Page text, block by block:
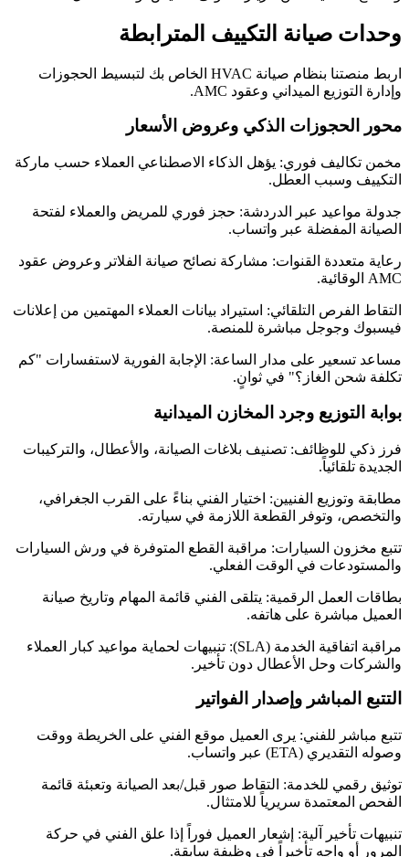
وحدات صيانة التكييف المترابطة
اربط منصتنا بنظام صيانة HVAC الخاص بك لتبسيط الحجوزات
وإدارة التوزيع الميداني وعقود AMC.
محور الحجوزات الذكي وعروض الأسعار
مخمن تكاليف فوري: يؤهل الذكاء الاصطناعي العملاء حسب ماركة
التكييف وسبب العطل.
جدولة مواعيد عبر الدردشة: حجز فوري للمريض والعملاء لفتحة
الصيانة المفضلة عبر واتساب.
رعاية متعددة القنوات: مشاركة نصائح صيانة الفلاتر وعروض عقود
AMC الوقائية.
التقاط الفرص التلقائي: استيراد بيانات العملاء المهتمين من إعلانات
فيسبوك وجوجل مباشرة للمنصة.
مساعد تسعير على مدار الساعة: الإجابة الفورية لاستفسارات "كم
تكلفة شحن الغاز؟" في ثوانٍ.
بوابة التوزيع وجرد المخازن الميدانية
فرز ذكي للوظائف: تصنيف بلاغات الصيانة، والأعطال، والتركيبات
الجديدة تلقائياً.
مطابقة وتوزيع الفنيين: اختيار الفني بناءً على القرب الجغرافي،
والتخصص، وتوفر القطعة اللازمة في سيارته.
تتبع مخزون السيارات: مراقبة القطع المتوفرة في ورش السيارات
والمستودعات في الوقت الفعلي.
بطاقات العمل الرقمية: يتلقى الفني قائمة المهام وتاريخ صيانة
العميل مباشرة على هاتفه.
مراقبة اتفاقية الخدمة (SLA): تنبيهات لحماية مواعيد كبار العملاء
والشركات وحل الأعطال دون تأخير.
التتبع المباشر وإصدار الفواتير
تتبع مباشر للفني: يرى العميل موقع الفني على الخريطة ووقت
وصوله التقديري (ETA) عبر واتساب.
توثيق رقمي للخدمة: التقاط صور قبل/بعد الصيانة وتعبئة قائمة
الفحص المعتمدة سريرياً للامتثال.
تنبيهات تأخير آلية: إشعار العميل فوراً إذا علق الفني في حركة
المرور أو واجه تأخيراً في وظيفة سابقة.